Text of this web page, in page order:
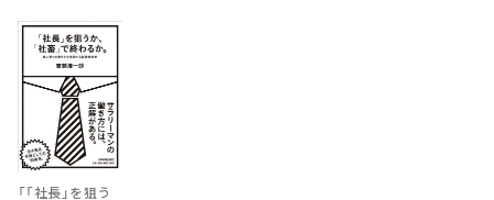
「「社長」を狙う